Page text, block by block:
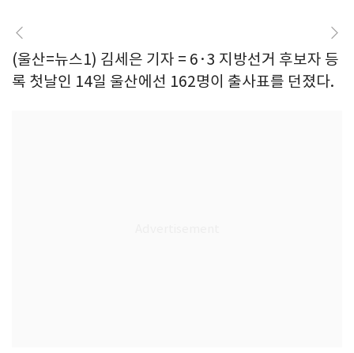
(울산=뉴스1) 김세은 기자 = 6·3 지방선거 후보자 등
록 첫날인 14일 울산에선 162명이 출사표를 던졌다.